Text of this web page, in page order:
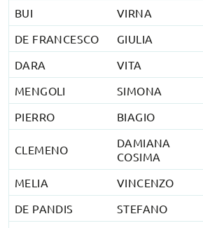
BUI
VIRNA
DE FRANCESCO
GIULIA
DARA
VITA
MENGOLI
SIMONA
PIERRO
BIAGIO
CLEMENO
DAMIANA
COSIMA
MELIA VINCENZO
DE PANDIS
STEFANO